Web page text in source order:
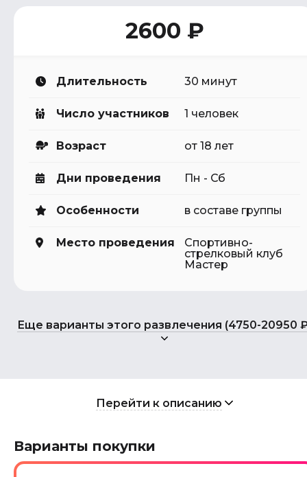
2600 ₽
Длительность 30 минут
Число участников 1 человек
Возраст от 18 лет
Дни проведения Пн - Сб
Особенности в составе группы
Место проведения
Спортивно-
стрелковый клуб
Мастер
Еще варианты этого развлечения (4750-20950
Перейти к описанию
Варианты покупки